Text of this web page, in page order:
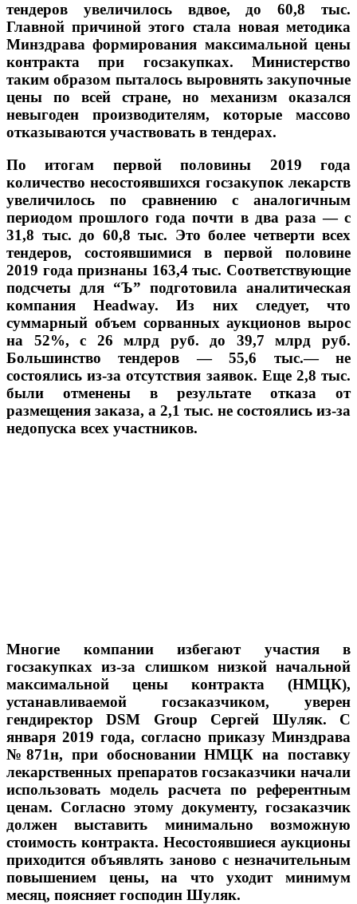
тендеров увеличилось вдвое, до 60,8 тыс.
Главной причиной этого стала новая методика
Минздрава формирования максимальной цены
контракта при госзакупках. Министерство
таким образом пыталось выровнять закупочные
цены по всей стране, но механизм оказался
невыгоден производителям, которые массово
отказываются участвовать в тендерах.
По итогам первой половины 2019 года
количество несостоявшихся госзакупок лекарств
увеличилось по сравнению с аналогичным
периодом прошлого года почти в два раза — с
31,8 тыс. до 60,8 тыс. Это более четверти всех
тендеров, состоявшимися в первой половине
2019 года признаны 163,4 тыс. Соответствующие
подсчеты для “Ъ” подготовила аналитическая
компания Headway. Из них следует, что
суммарный объем сорванных аукционов вырос
на 52%, с 26 млрд руб. до 39,7 млрд руб.
Большинство тендеров — 55,6 тыс.— не
состоялись из-за отсутствия заявок. Еще 2,8 тыс.
были отменены в результате отказа от
размещения заказа, а 2,1 тыс. не состоялись из-за
недопуска всех участников.
Многие компании избегают участия в
госзакупках из-за слишком низкой начальной
максимальной цены контракта (НМЦК),
устанавливаемой госзаказчиком, уверен
гендиректор DSM Group Сергей Шуляк. С
января 2019 года, согласно приказу Минздрава
№871н, при обосновании НМЦК на поставку
лекарственных препаратов госзаказчики начали
использовать модель расчета по референтным
ценам. Согласно этому документу, госзаказчик
должен выставить минимально возможную
стоимость контракта. Несостоявшиеся аукционы
приходится объявлять заново с незначительным
повышением цены, на что уходит минимум
месяц, поясняет господин Шуляк.